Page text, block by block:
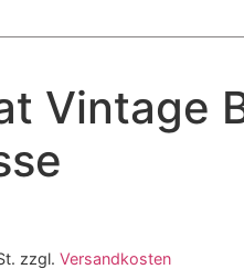
Vintage
zzgl. Versandkosten